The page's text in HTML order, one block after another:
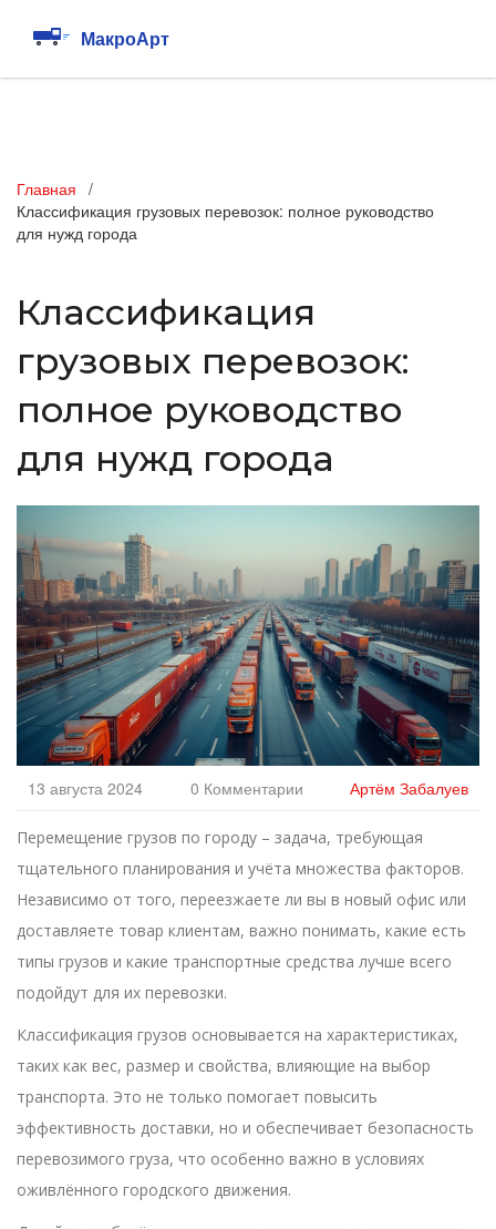
Главная
Классификация грузовых перевозок: полное руководство
для нужд города
Классификация
грузовых перевозок:
полное руководство
для нужд города
13 августа 2024 0 Комментарии Артём Забалуев
Перемещение грузов по городу – задача, требующая
тщательного планирования и учёта множества факторов.
Независимо от того, переезжаете ли вы в новый офис или
доставляете товар клиентам, важно понимать, какие есть
типы грузов и какие транспортные средства лучше всего
подойдут для их перевозки.
Классификация грузов основывается на характеристиках,
таких как вес, размер и свойства, влияющие на выбор
транспорта. Это не только помогает повысить
эффективность доставки, но и обеспечивает безопасность
перевозимого груза, что особенно важно в условиях
оживлённого городского движения.